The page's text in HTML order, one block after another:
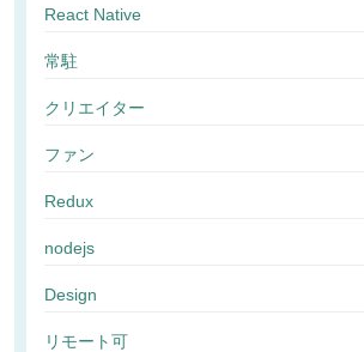
React Native
常駐
クリエイター
ファン
Redux
nodejs
Design
リモート可